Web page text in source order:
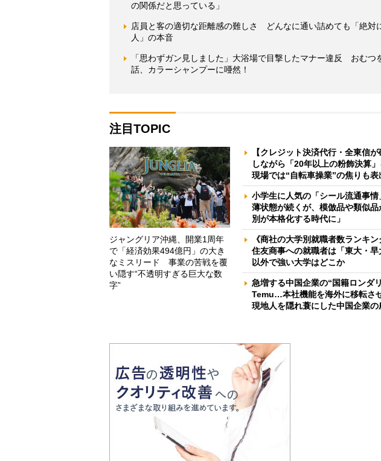
の関係だと思っている」
店員と客の適切な距離感の難しさ どんなに通い詰めても「絶対
人」の本音
「思わずガン見しました」大浴場で目撃したマナー違反 おむつ
話、カラーシャンプーに唖然！
注目TOPIC
ジャングリア沖縄、開業1周年
で「経済効果494億円」の大き
なミスリード 事業の苦戦を覆
い隠す“不透明すぎる巨大な数
字”
【クレジット決済代行・全東信
しながら「20年以上の粉飾決算
現場では“自転車操業”の焦りも表
小学生に人気の「シール流通事
薄状態が続くが、模倣品や類似
別が本格化する時代に」
《商社の大学別就職者数ランキ
住友商事への就職者は「東大・
以外で強い大学はどこか
急増する中国企業の“国籍ロンダ
Temu…本社機能を海外に移転さ
現地人を隠れ蓑にした中国企業